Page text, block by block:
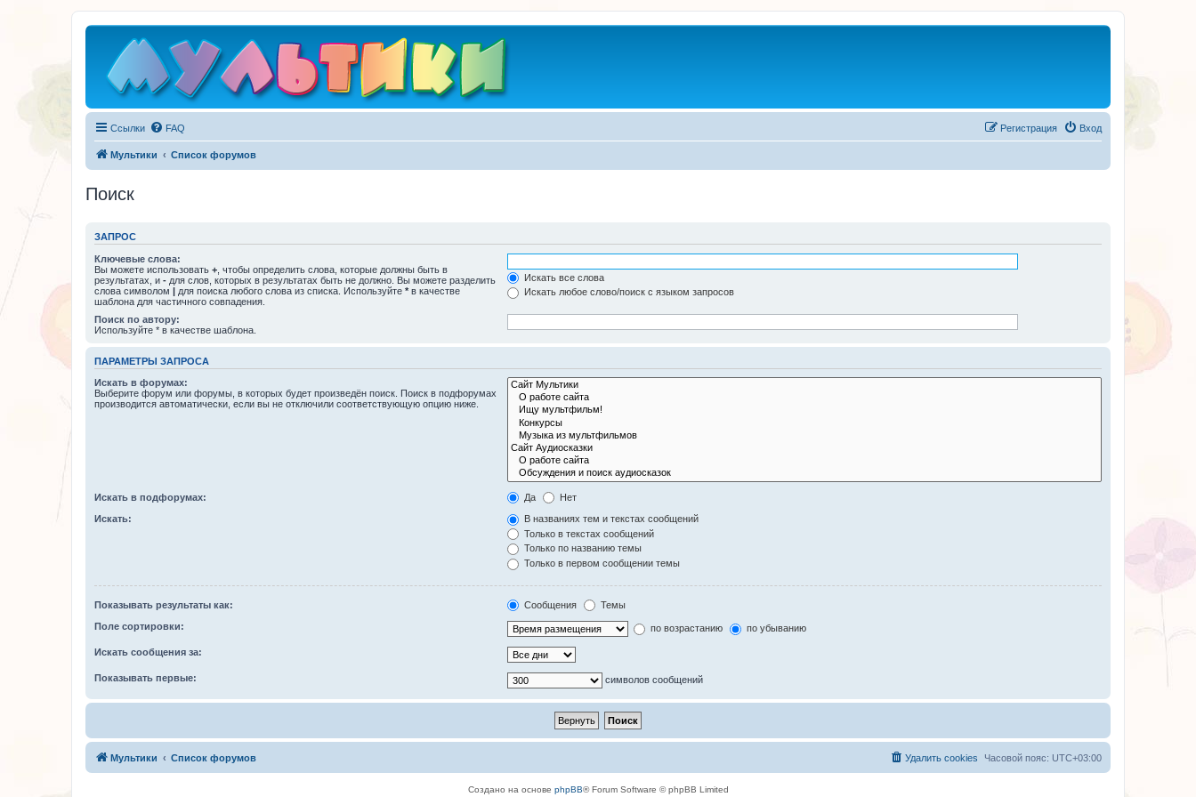
Ссылки FAQ Вход
Регистрация
Мультики Список форумов
Поиск
ЗАПРОС
Ключевые слова:
Вы можете использовать + , чтобы определить слова, которые должны быть в
результатах, и - для слов, которых в результатах быть не должно. Вы можете разделить
слова символом | для поиска любого слова из списка. Используйте * в качестве
шаблона для частичного совпадения.
Искать все слова
Искать любое слово/поиск с языком запросов
Поиск по автору:
Используйте * в качестве шаблона.
ПАРАМЕТРЫ ЗАПРОСА
Искать в форумах:
Выберите форум или форумы, в которых будет произведён поиск. Поиск в подфорумах
производится автоматически, если вы не отключили соответствующую опцию ниже.
Искать в подфорумах: Да Нет
Искать:
В названиях тем и текстах сообщений
Только в текстах сообщений
Только по названию темы
Только в первом сообщении темы
Показывать результаты как: Сообщения Темы
Поле сортировки: по возрастанию по убыванию
Искать сообщения за:
Показывать первые: символов сообщений
Мультики Список форумов Часовой пояс: UTC+03:00
Удалить cookies
Создано на основе phpBB® Forum Software © phpBB Limited